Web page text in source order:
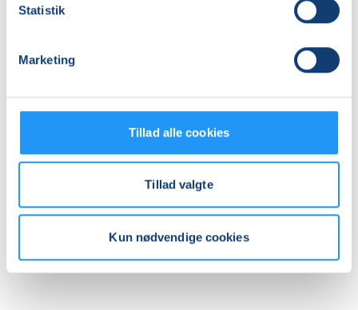
Statistik
Marketing
Tillad alle cookies
Tillad valgte
Kun nødvendige cookies
Nakskov Brevdueforenings Hus, Solsikkevej 42, 4900,
Nakskov("Dueslaget")
Praktiske oplysninger
Mødegange